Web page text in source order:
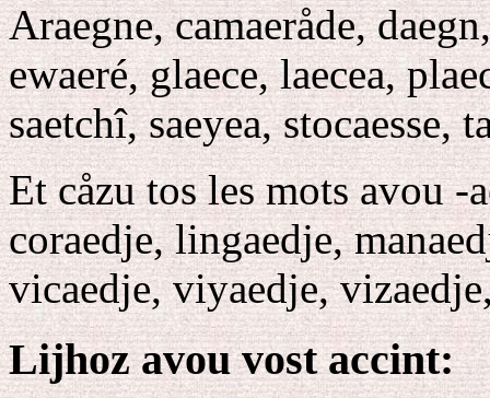
Araegne, camaeråde,
ewaeré, glaece, laecea,
saetchî, saeyea, stocaesse,
Et cåzu tos les mots avou -
coraedje, lingaedje,
vicaedje, viyaedje,
Lijhoz avou vost accint: